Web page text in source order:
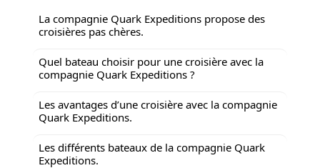
La compagnie Quark Expeditions propose des
croisières pas chères.
Quel bateau choisir pour une croisière avec la
compagnie Quark Expeditions ?
Les avantages d’une croisière avec la compagnie
Quark Expeditions.
Les différents bateaux de la compagnie Quark
Expeditions.